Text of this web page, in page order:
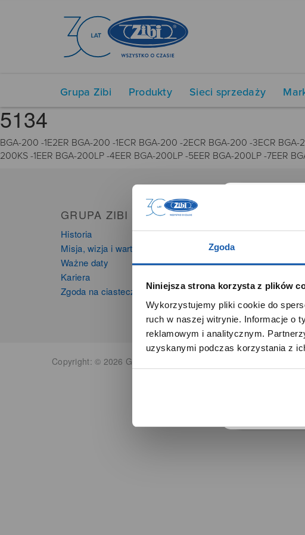
Zgoda
Niniejsza strona korzysta z plików
Wykorzystujemy pliki cookie do
ruch w naszej witrynie. Informacje o
reklamowym i analitycznym.
uzyskanymi podczas korzystania z
Grupa Zibi Produkty Sieci sprzedaży
5134
BGA-200 -1E2ER BGA-200 -1ECR BGA-200 -2ECR BGA-200 -3ECR
200KS -1EER BGA-200LP -4EER BGA-200LP -5EER BGA-200LP -7EER
GRUPA ZIBI
Historia
Misja, wizja i wartości Grupy Zibi
Ważne daty
Kariera
Zgoda na ciasteczka
Zegarki
Instrumenty
Kalkulatory
Copyright: © 2026 Grupa Zibi S.A. Wszelkie prawa zastrzeżone.